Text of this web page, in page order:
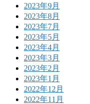
2023年9月
2023年8月
2023年7月
2023年5月
2023年4月
2023年3月
2023年2月
2023年1月
2022年12月
2022年11月